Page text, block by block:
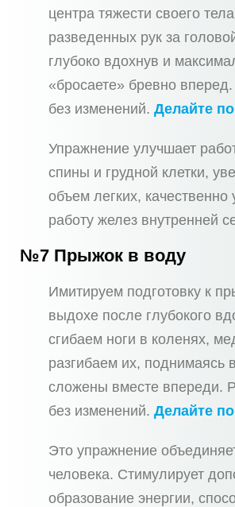
центра тяжести своего
разведенных рук за
глубоко вдохнув и
«бросаете» бревно
без изменений. Делайте
Упражнение улучшает
спины и грудной клетки,
объем легких, качественно
работу желез внутренней
№7 Прыжок в воду
Имитируем подготовку к
выдохе после глубокого
сгибаем ноги в коленях,
разгибаем их, поднимаясь
сложены вместе впереди.
без изменений. Делайте
Это упражнение
человека. Стимулирует
образование энергии,